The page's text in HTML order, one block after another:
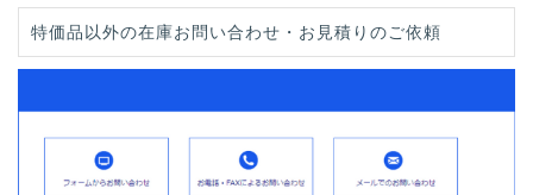
特価品以外の在庫お問い合わせ・お見積りのご依頼